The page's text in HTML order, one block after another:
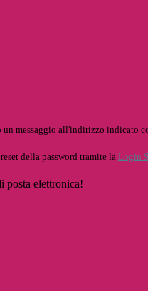
un messaggio all'indirizzo indicato
della password tramite la Login
posta elettronica!